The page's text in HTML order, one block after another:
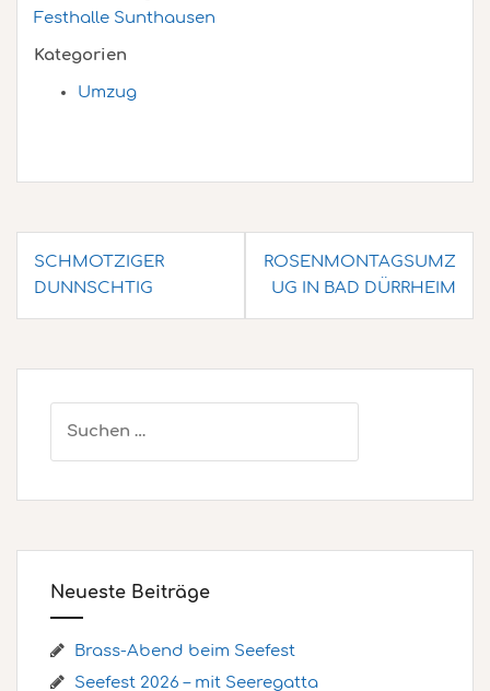
Festhalle Sunthausen
Kategorien
Umzug
SCHMOTZIGER
DUNNSCHTIG
ROSENMONTAGSUMZ
UG IN BAD DÜRRHEIM
nach:
Neueste Beiträge
Brass-Abend beim Seefest
Seefest 2026 – mit Seeregatta